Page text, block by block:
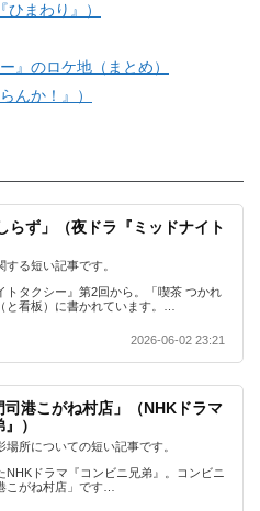
まわり』）
』のロケ地（まとめ）
んか！』）
らず」（夜ドラ『ミッドナイト
する短い記事です。
トタクシー』第2回から。「喫茶 つかれ
と看板）に書かれています。…
2026-06-02 23:21
司港こがね村店」（NHKドラマ
）
所についての短い記事です。
NHKドラマ『コンビニ兄弟』。コンビニ
こがね村店」です…